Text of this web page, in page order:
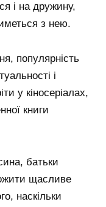
і на дружину,
з нею.
популярність
і
у кіносеріалах,
книги
батьки
щасливе
наскільки